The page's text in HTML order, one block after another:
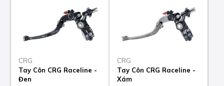
CRG
Tay Côn CRG Raceline -
Đen
CRG
Tay Côn CRG Raceline -
Xám